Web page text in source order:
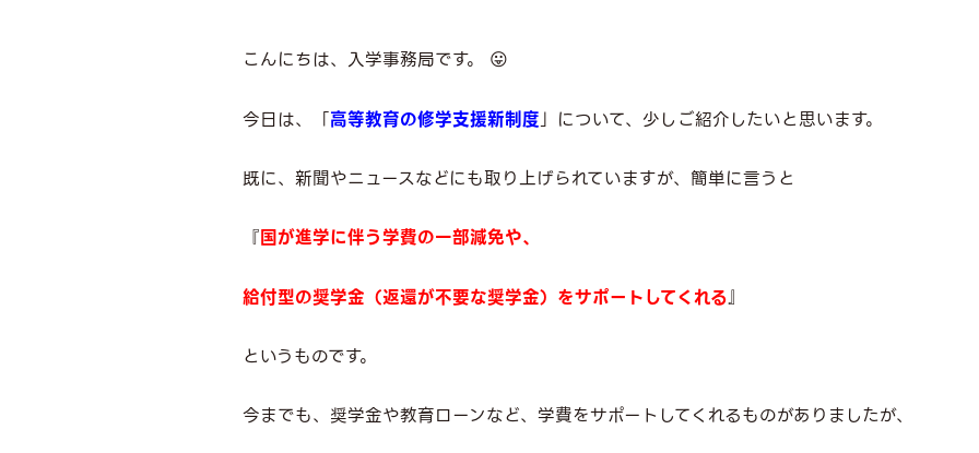
こんにちは、入学事務局です。 😛
今日は、「高等教育の修学支援新制度」について、少しご紹介したいと思います。
既に、新聞やニュースなどにも取り上げられていますが、簡単に言うと
『国が進学に伴う学費の一部減免や、
給付型の奨学金（返還が不要な奨学金）をサポートしてくれる』
というものです。
今までも、奨学金や教育ローンなど、学費をサポートしてくれるものがありましたが、